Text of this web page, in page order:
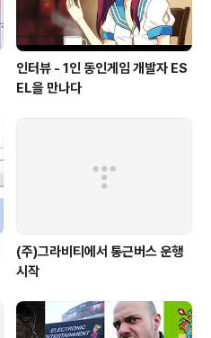
인터뷰 - 1인 동인게임 개발자 ES
EL을 만나다
(주)그라비티에서 통근버스 운행
시작